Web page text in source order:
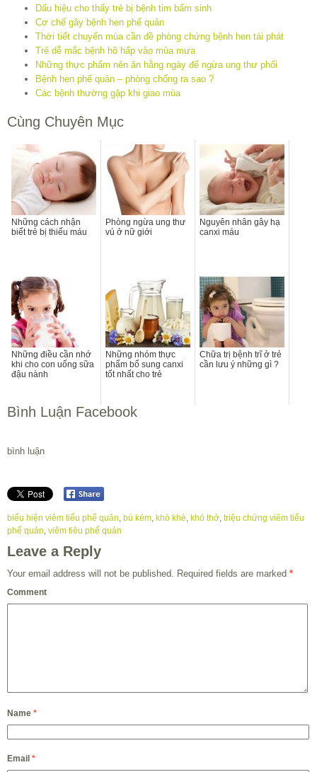
Dấu hiệu cho thấy trẻ bị bệnh tim bẩm sinh
Cơ chế gây bệnh hen phế quản
Thời tiết chuyển mùa cần đề phòng chứng bệnh hen tái phát
Trẻ dễ mắc bệnh hô hấp vào mùa mưa
Những thực phẩm nên ăn hằng ngày để ngừa ung thư phổi
Bệnh hen phế quản – phòng chống ra sao ?
Các bệnh thường gặp khi giao mùa
Cùng Chuyên Mục
Những cách nhận
biết trẻ bị thiếu máu
Phòng ngừa ung thư
vú ở nữ giới
Nguyên nhân gây hạ
canxi máu
Những điều cần nhớ
khi cho con uống sữa
đậu nành
Những nhóm thực
phẩm bổ sung canxi
tốt nhất cho trẻ
Chữa trị bệnh trĩ ở trẻ
cần lưu ý những gì ?
Bình Luận Facebook
bình luận
biểu hiện viêm tiểu phế quản, bú kém, khò khè, khó thở, triệu chứng viêm tiểu
phế quản, viêm tiêu phế quản
Leave a Reply
Your email address will not be published. Required fields are marked *
Comment
Name *
Email *